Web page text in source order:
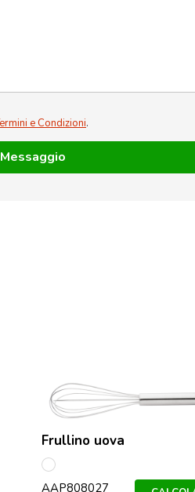
e Condizioni.
Frullino uova
multicolore
AAP808027